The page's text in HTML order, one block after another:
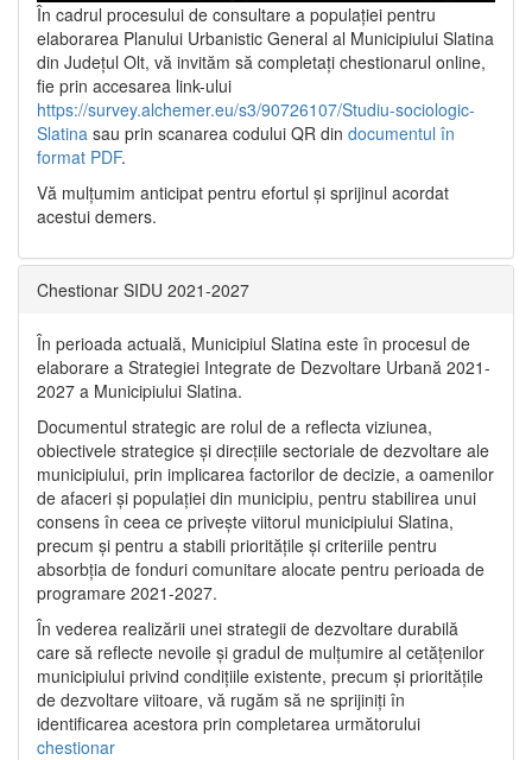
În cadrul procesului de consultare a populaţiei pentru
elaborarea Planului Urbanistic General al Municipiului Slatina
din Județul Olt, vă invităm să completați chestionarul online,
fie prin accesarea link-ului
https://survey.alchemer.eu/s3/90726107/Studiu-sociologic-
Slatina sau prin scanarea codului QR din documentul în
format PDF.
Vă mulţumim anticipat pentru efortul şi sprijinul acordat
acestui demers.
Chestionar SIDU 2021-2027
În perioada actuală, Municipiul Slatina este în procesul de
elaborare a Strategiei Integrate de Dezvoltare Urbană 2021‐
2027 a Municipiului Slatina.
Documentul strategic are rolul de a reflecta viziunea,
obiectivele strategice și direcțiile sectoriale de dezvoltare ale
municipiului, prin implicarea factorilor de decizie, a oamenilor
de afaceri și populației din municipiu, pentru stabilirea unui
consens în ceea ce privește viitorul municipiului Slatina,
precum și pentru a stabili prioritățile și criteriile pentru
absorbția de fonduri comunitare alocate pentru perioada de
programare 2021-2027.
În vederea realizării unei strategii de dezvoltare durabilă
care să reflecte nevoile și gradul de mulțumire al cetățenilor
municipiului privind condițiile existente, precum și prioritățile
de dezvoltare viitoare, vă rugăm să ne sprijiniți în
identificarea acestora prin completarea următorului
chestionar